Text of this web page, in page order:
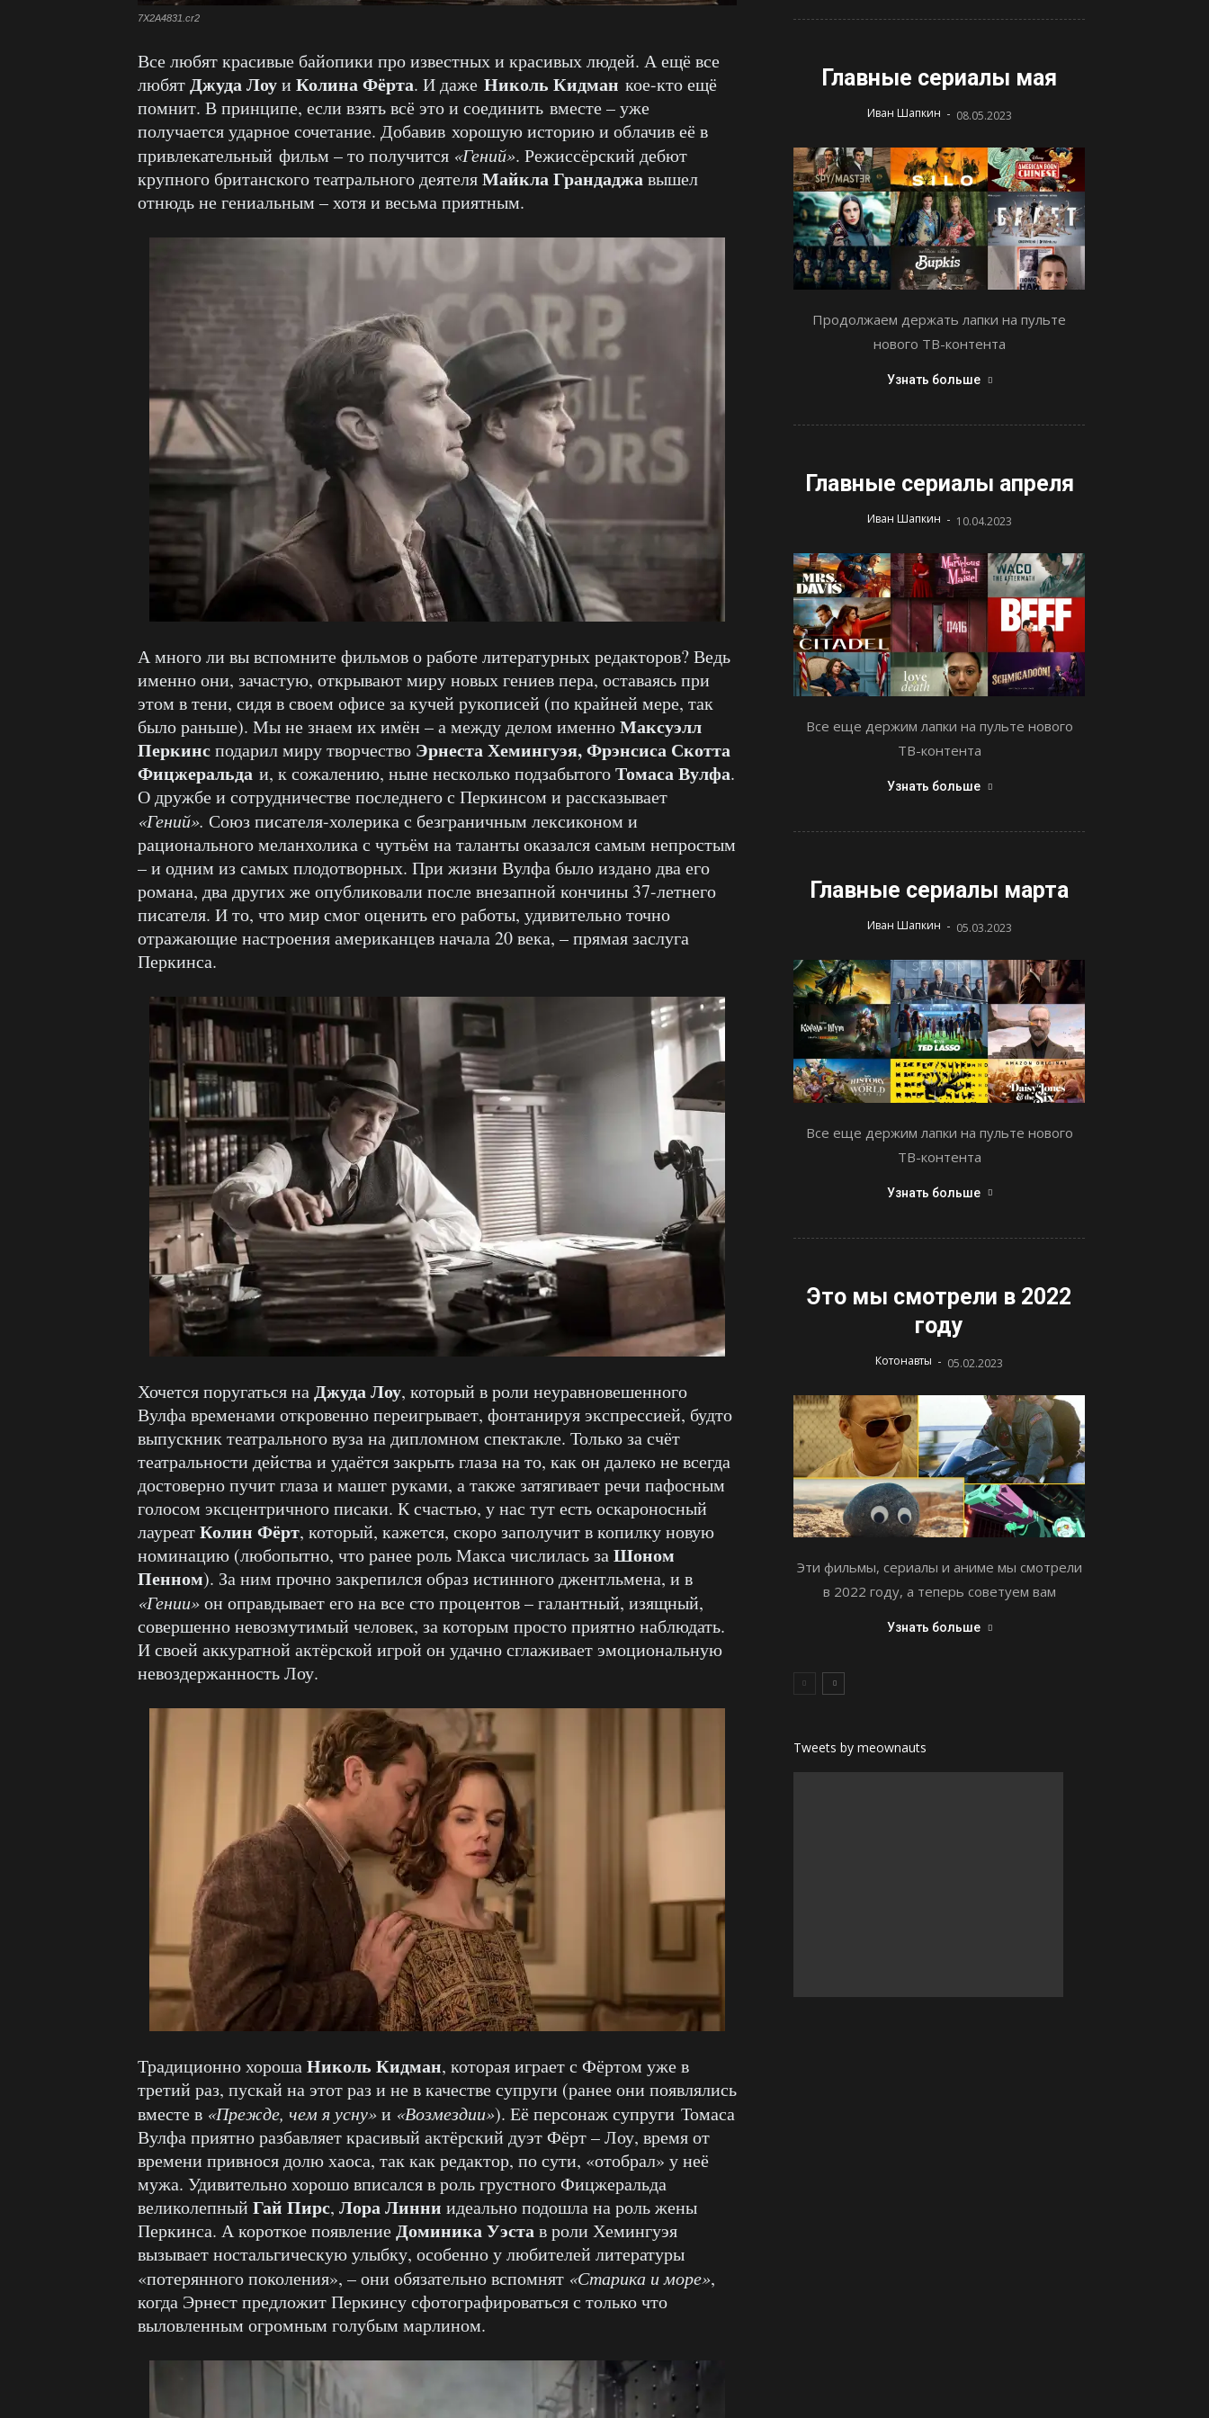
7X2A4831.cr2
Все любят красивые байопики про известных и красивых людей. А ещё все
любятДжуда Лоуи Колина Фёрта. И даже Николь Кидман кое-кто ещё
помнит. В принципе, если взять всё это и соединить вместе – уже
получается ударное сочетание. Добавив хорошую историю и облачив её в
привлекательный фильм – то получится «Гений». Режиссёрский дебют
крупного британского театрального деятеляМайкла Грандаджавышел
отнюдь не гениальным – хотя и весьма приятным.
А много ли вы вспомните фильмов о работе литературных редакторов? Ведь
именно они, зачастую, открывают миру новых гениев пера, оставаясь при
этом в тени, сидя в своем офисе за кучей рукописей (по крайней мере, так
было раньше). Мы не знаем их имён – а между делом именноМаксуэлл
Перкинсподарил миру творчество Эрнеста Хемингуэя, Фрэнсиса Скотта
Фицжеральда и, к сожалению, ныне несколько подзабытогоТомаса Вулфа.
О дружбе и сотрудничестве последнего с Перкинсом и рассказывает
«Гений». Союз писателя-холерика с безграничным лексиконом и
рационального меланхолика с чутьём на таланты оказался самым непростым
– и одним из самых плодотворных. При жизни Вулфа было издано два его
романа, два других же опубликовали после внезапной кончины 37-летнего
писателя. И то, что мир смог оценить его работы, удивительно точно
отражающие настроения американцев начала 20 века, – прямая заслуга
Перкинса.
Хочется поругаться наДжуда Лоу, который в роли неуравновешенного
Вулфа временами откровенно переигрывает, фонтанируя экспрессией, будто
выпускник театрального вуза на дипломном спектакле. Только за счёт
театральности действа и удаётся закрыть глаза на то, как он далеко не всегда
достоверно пучит глаза и машет руками, а также затягивает речи пафосным
голосом эксцентричного писаки. К счастью, у нас тут есть оскароносный
лауреатКолин Фёрт, который, кажется, скоро заполучит в копилку новую
номинацию (любопытно, что ранее роль Макса числилась заШоном
Пенном). За ним прочно закрепился образ истинного джентльмена, и в
«Гении»он оправдывает его на все сто процентов – галантный, изящный,
совершенно невозмутимый человек, за которым просто приятно наблюдать.
И своей аккуратной актёрской игрой он удачно сглаживает эмоциональную
невоздержанность Лоу.
Традиционно хорошаНиколь Кидман, которая играет с Фёртом уже в
третий раз, пускай на этот раз и не в качестве супруги (ранее они появлялись
вместе в «Прежде, чем я усну»и «Возмездии»). Её персонаж супруги Томаса
Вулфа приятно разбавляет красивый актёрский дуэт Фёрт – Лоу, время от
времени привнося долю хаоса, так как редактор, по сути, «отобрал» у неё
мужа. Удивительно хорошо вписался в роль грустного Фицжеральда
великолепный Гай Пирс, Лора Линни идеально подошла на роль жены
Перкинса. А короткое появлениеДоминика Уэстав роли Хемингуэя
вызывает ностальгическую улыбку, особенно у любителей литературы
«потерянного поколения», – они обязательно вспомнят «Старика и море»,
когда Эрнест предложит Перкинсу сфотографироваться с только что
выловленным огромным голубым марлином.
Главные сериалы мая
Иван Шапкин - 08.05.2023
Продолжаем держать лапки на пульте
нового ТВ-контента
Узнать больше
Главные сериалы апреля
Иван Шапкин - 10.04.2023
Все еще держим лапки на пульте нового
ТВ-контента
Узнать больше
Главные сериалы марта
Иван Шапкин - 05.03.2023
Все еще держим лапки на пульте нового
ТВ-контента
Узнать больше
Это мы смотрели в 2022
году
Котонавты - 05.02.2023
Эти фильмы, сериалы и аниме мы смотрели
в 2022 году, а теперь советуем вам
Узнать больше
Tweets by meownauts